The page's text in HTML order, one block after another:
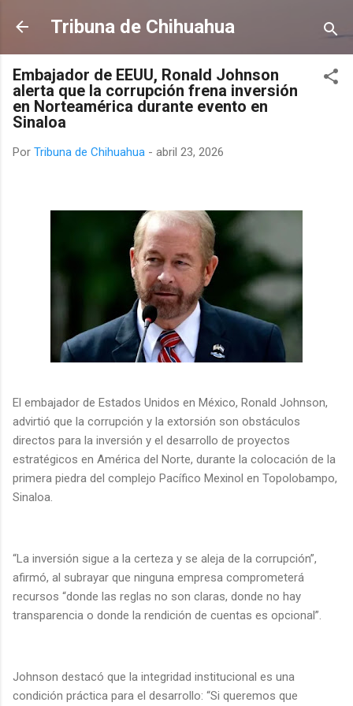
Ir al contenido principal
Tribuna de Chihuahua
Embajador de EEUU, Ronald Johnson
alerta que la corrupción frena inversión
en Norteamérica durante evento en
Sinaloa
Por Tribuna de Chihuahua - abril 23, 2026
El embajador de Estados Unidos en México, Ronald Johnson,
advirtió que la corrupción y la extorsión son obstáculos
directos para la inversión y el desarrollo de proyectos
estratégicos en América del Norte, durante la colocación de la
primera piedra del complejo Pacífico Mexinol en Topolobampo,
Sinaloa.
“La inversión sigue a la certeza y se aleja de la corrupción”,
afirmó, al subrayar que ninguna empresa comprometerá
recursos “donde las reglas no son claras, donde no hay
transparencia o donde la rendición de cuentas es opcional”.
Johnson destacó que la integridad institucional es una
condición práctica para el desarrollo: “Si queremos que